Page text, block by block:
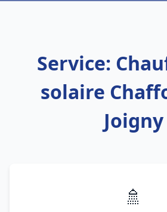
Service:
solaire
Joigny
🚿